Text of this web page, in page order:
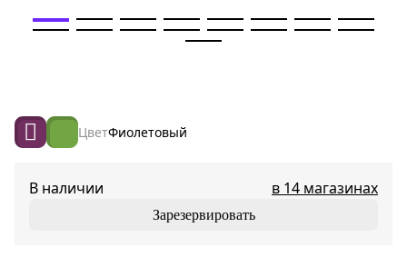
ЦветФиолетовый
В наличии в 14 магазинах
Зарезервировать